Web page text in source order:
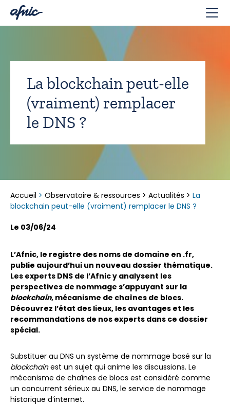
La blockchain peut-elle
(vraiment) remplacer
le DNS ?
Accueil > Observatoire & ressources > Actualités > La
blockchain peut-elle (vraiment) remplacer le DNS ?
Le 03/06/24
L’Afnic, le registre des noms de domaine en .fr,
publie aujourd’hui un nouveau dossier thématique.
Les experts DNS de l’Afnic y analysent les
perspectives de nommage s’appuyant sur la
blockchain, mécanisme de chaînes de blocs.
Découvrez l’état des lieux, les avantages et les
recommandations de nos experts dans ce dossier
spécial.
Substituer au DNS un système de nommage basé sur la
blockchainest un sujet qui anime les discussions. Le
mécanisme de chaînes de blocs est considéré comme
un concurrent sérieux au DNS, le service de nommage
historique d’internet.
Panneau de gestion des cookies